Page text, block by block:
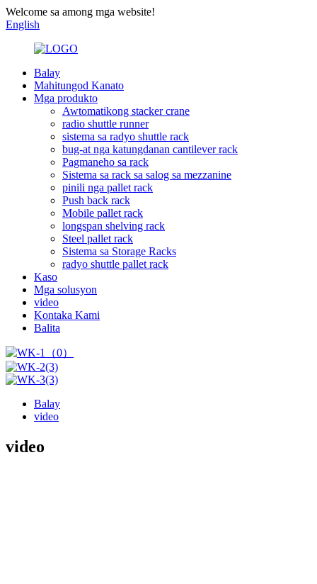
Welcome sa among mga website!
English
Balay
Mahitungod Kanato
Mga produkto
Awtomatikong stacker crane
radio shuttle runner
sistema sa radyo shuttle rack
bug-at nga katungdanan cantilever rack
Pagmaneho sa rack
Sistema sa rack sa salog sa mezzanine
pinili nga pallet rack
Push back rack
Mobile pallet rack
longspan shelving rack
Steel pallet rack
Sistema sa Storage Racks
radyo shuttle pallet rack
Kaso
Mga solusyon
video
Kontaka Kami
Balita
Balay
video
video